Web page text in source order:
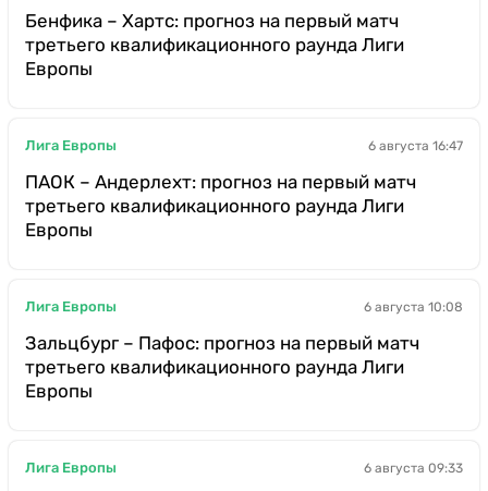
Бенфика – Хартс: прогноз на первый матч
третьего квалификационного раунда Лиги
Европы
Лига Европы 6 августа 16:47
ПАОК – Андерлехт: прогноз на первый матч
третьего квалификационного раунда Лиги
Европы
Лига Европы 6 августа 10:08
Зальцбург – Пафос: прогноз на первый матч
третьего квалификационного раунда Лиги
Европы
Лига Европы 6 августа 09:33